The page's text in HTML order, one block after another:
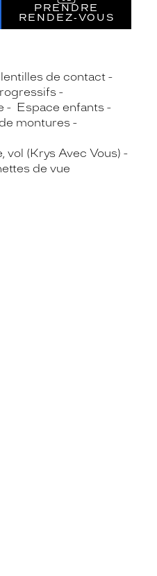
PRENDRE
RENDEZ‑VOUS
de contact
Espace enfants
montures
vol (Krys Avec Vous)
de vue